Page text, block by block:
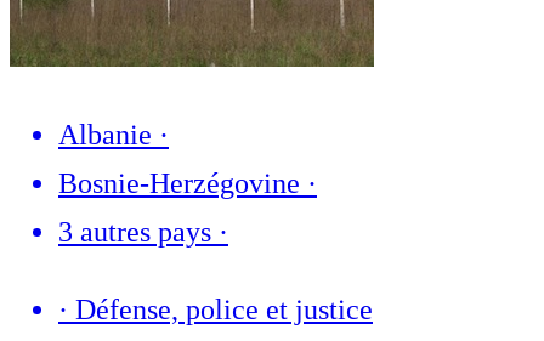
Albanie ·
Bosnie-Herzégovine ·
3 autres pays ·
· Défense, police et justice